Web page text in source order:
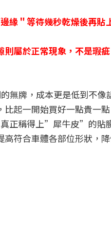
緣＂等待幾秒乾燥後再貼
屬於正常現象，不是瑕
無牌，成本更是低到不像
起一開始買好一點貴一
正稱得上”犀牛皮”的貼
符合車體各部位形狀，